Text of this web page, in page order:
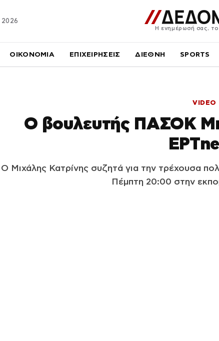
2026
Η ενημέρωσή σας,
ΟΙΚΟΝΟΜΙΑ ΕΠΙΧΕΙΡΗΣΕΙΣ ΔΙΕΘΝΗ SPORTS
VIDEO
Ο βουλευτής ΠΑΣΟΚ
Ο Μιχάλης Κατρίνης συζητά για την τρέχουσα
Πέμπτη 20:00 στην